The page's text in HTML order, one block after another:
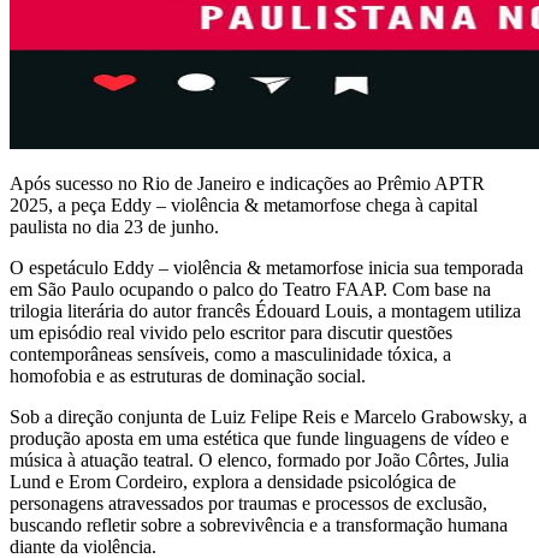
Após sucesso no Rio de Janeiro e indicações ao Prêmio APTR
2025, a peça Eddy – violência & metamorfose chega à capital
paulista no dia 23 de junho.
O espetáculo Eddy – violência & metamorfose inicia sua temporada
em São Paulo ocupando o palco do Teatro FAAP. Com base na
trilogia literária do autor francês Édouard Louis, a montagem utiliza
um episódio real vivido pelo escritor para discutir questões
contemporâneas sensíveis, como a masculinidade tóxica, a
homofobia e as estruturas de dominação social.
Sob a direção conjunta de Luiz Felipe Reis e Marcelo Grabowsky, a
produção aposta em uma estética que funde linguagens de vídeo e
música à atuação teatral. O elenco, formado por João Côrtes, Julia
Lund e Erom Cordeiro, explora a densidade psicológica de
personagens atravessados por traumas e processos de exclusão,
buscando refletir sobre a sobrevivência e a transformação humana
diante da violência.